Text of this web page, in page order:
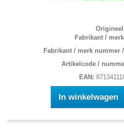
Origineel
Fabrikant /
Fabrikant / merk nummer
Artikelcode /
EAN:
In winkelwagen